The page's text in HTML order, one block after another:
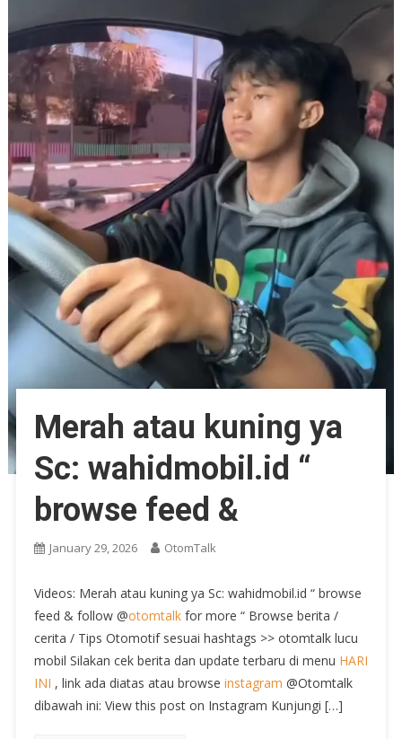
Merah atau kuning ya
Sc: wahidmobil.id “
browse feed &
January 29, 2026 OtomTalk
Videos: Merah atau kuning ya Sc: wahidmobil.id “ browse
feed & follow @otomtalkfor more “ Browse berita /
cerita / Tips Otomotif sesuai hashtags >> otomtalk lucu
mobil Silakan cek berita dan update terbaru di menu HARI
INI , link ada diatas atau browse instagram @Otomtalk
dibawah ini: View this post on Instagram Kunjungi […]